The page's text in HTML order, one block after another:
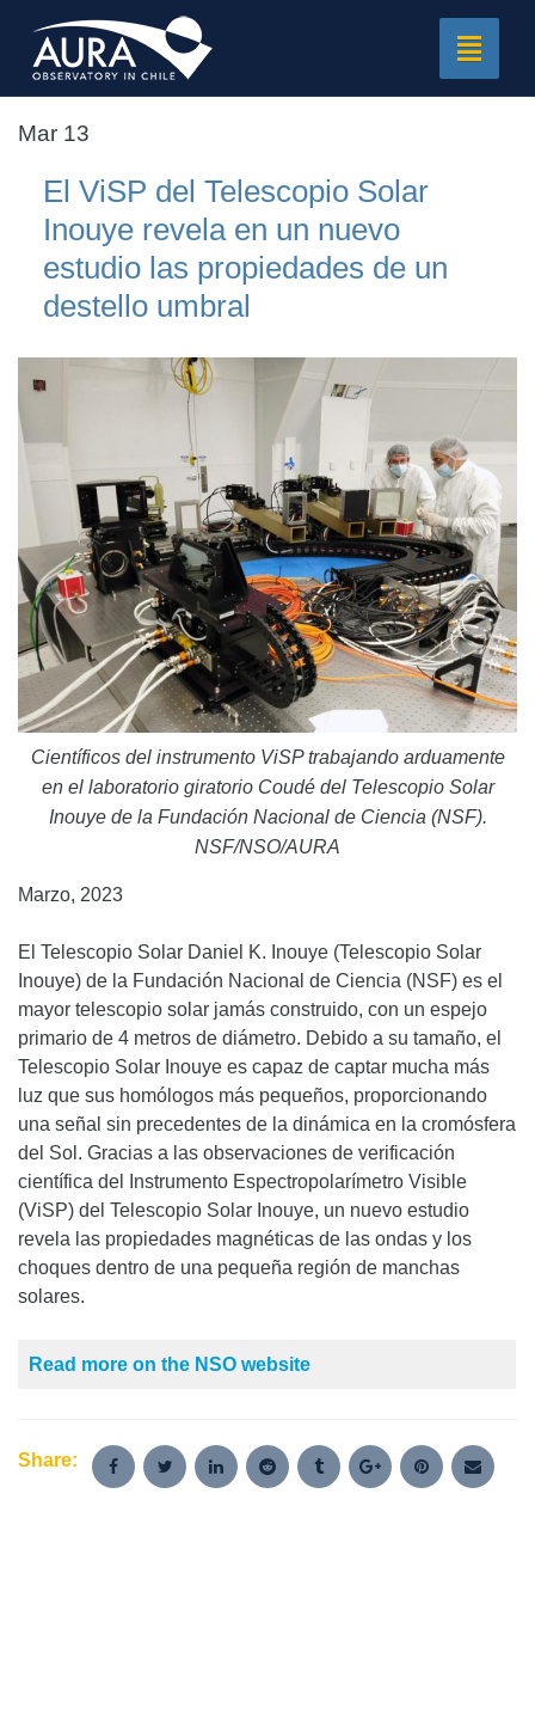
Toggle
Mar 13
El ViSP del Telescopio Solar
Inouye revela en un nuevo
estudio las propiedades de un
destello umbral
Científicos del instrumento ViSP trabajando arduamente
en el laboratorio giratorio Coudé del Telescopio Solar
Inouye de la Fundación Nacional de Ciencia (NSF).
NSF/NSO/AURA
Marzo, 2023
El Telescopio Solar Daniel K. Inouye (Telescopio Solar
Inouye) de la Fundación Nacional de Ciencia (NSF) es el
mayor telescopio solar jamás construido, con un espejo
primario de 4 metros de diámetro. Debido a su tamaño, el
Telescopio Solar Inouye es capaz de captar mucha más
luz que sus homólogos más pequeños, proporcionando
una señal sin precedentes de la dinámica en la cromósfera
del Sol. Gracias a las observaciones de verificación
científica del Instrumento Espectropolarímetro Visible
(ViSP) del Telescopio Solar Inouye, un nuevo estudio
revela las propiedades magnéticas de las ondas y los
choques dentro de una pequeña región de manchas
solares.
Read more on the NSO website
Share: